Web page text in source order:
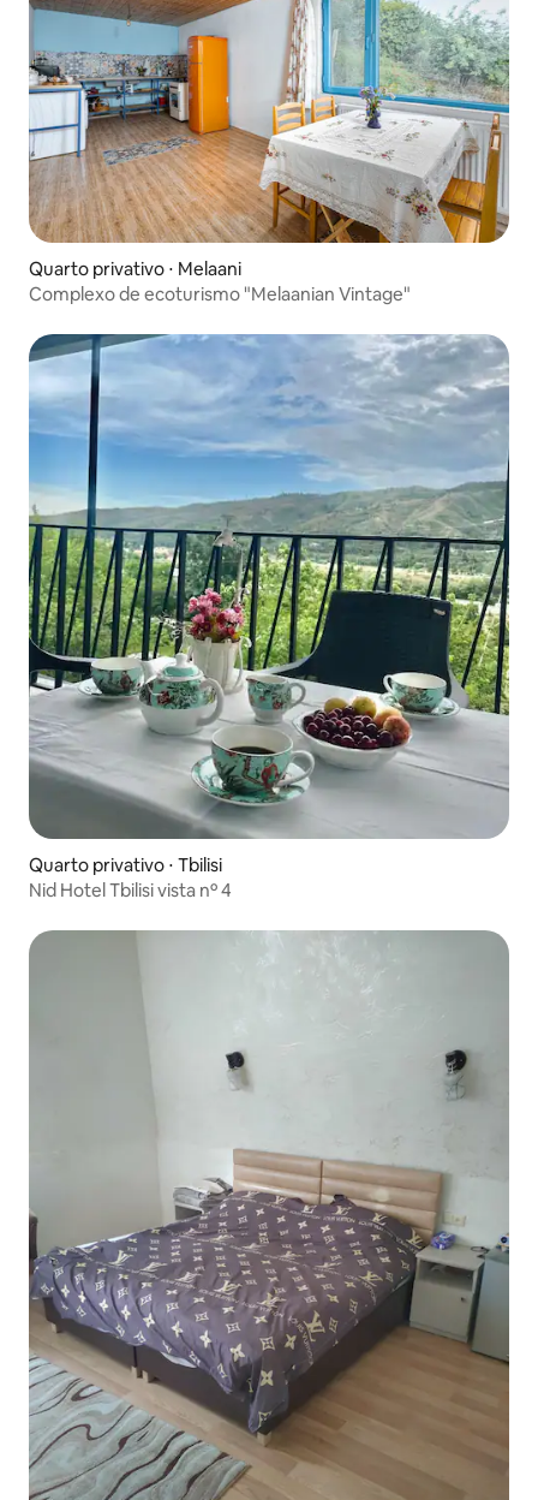
Quarto privativo ⋅ Melaani
Complexo de ecoturismo "Melaanian Vintage"
Quarto privativo ⋅ Tbilisi
Nid Hotel Tbilisi vista nº 4